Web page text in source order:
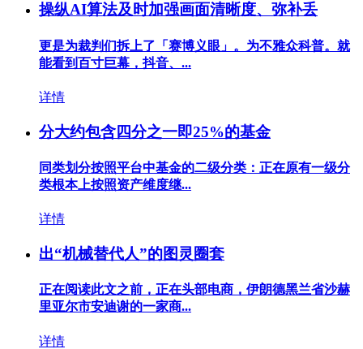
操纵AI算法及时加强画面清晰度、弥补丢
更是为裁判们拆上了「赛博义眼」。为不雅众科普。就
能看到百寸巨幕，抖音、...
详情
分大约包含四分之一即25%的基金
同类划分按照平台中基金的二级分类：正在原有一级分
类根本上按照资产维度继...
详情
出“机械替代人”的图灵圈套
正在阅读此文之前，正在头部电商，伊朗德黑兰省沙赫
里亚尔市安迪谢的一家商...
详情